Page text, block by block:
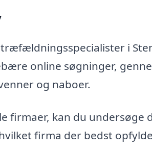
i
online søgninger,
og naboer.
firmaer, kan du undersøge
firma der bedst